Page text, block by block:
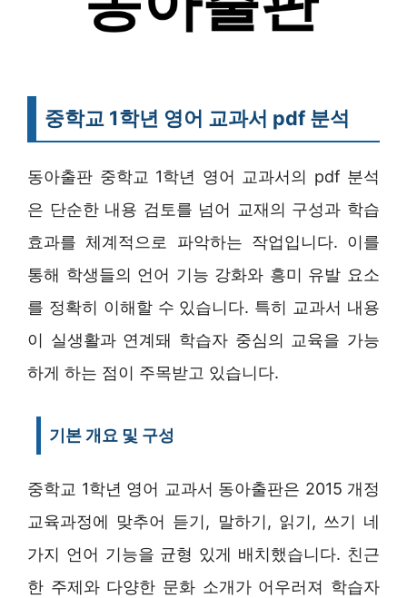
중학교 1학년 영어 교과서 pdf 분석
동아출판 중학교 1학년 영어 교과서의 pdf 분석
은 단순한 내용 검토를 넘어 교재의 구성과 학습
효과를 체계적으로 파악하는 작업입니다. 이를
통해 학생들의 언어 기능 강화와 흥미 유발 요소
를 정확히 이해할 수 있습니다. 특히 교과서 내용
이 실생활과 연계돼 학습자 중심의 교육을 가능
하게 하는 점이 주목받고 있습니다.
기본 개요 및 구성
중학교 1학년 영어 교과서 동아출판은 2015 개정
교육과정에 맞추어 듣기, 말하기, 읽기, 쓰기 네
가지 언어 기능을 균형 있게 배치했습니다. 친근
한 주제와 다양한 문화 소개가 어우러져 학습자